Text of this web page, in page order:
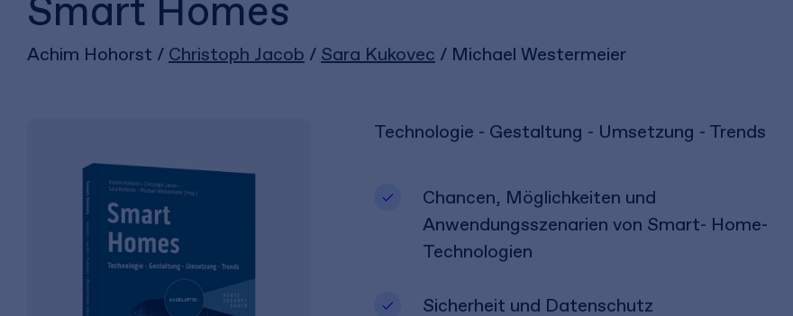
Smart Homes
Achim Hohorst / Christoph Jacob / Sara Kukovec / Michael Westermeier
Technologie - Gestaltung - Umsetzung - Trends
Chancen, Möglichkeiten und
Anwendungsszenarien von Smart- Home-
Technologien
Sicherheit und Datenschutz